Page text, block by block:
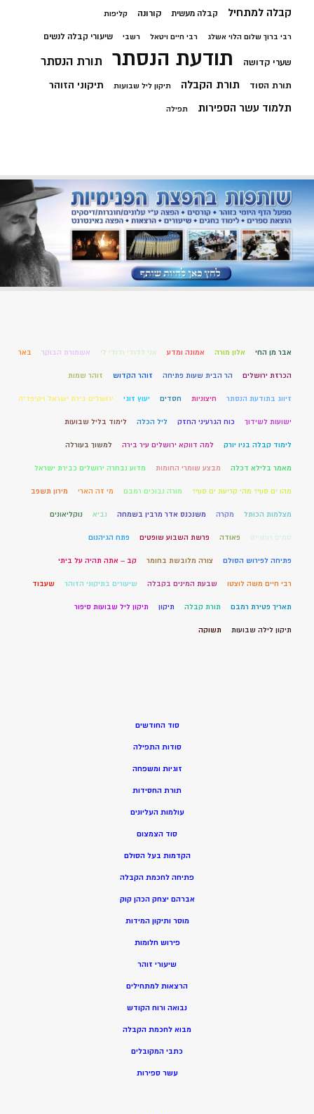
קבלה למתחיל קבלה מעשית קורונה קליפות
רבי ברוך שלום הלוי אשלג רבי חיים ויטאל רשבי שיעורי קבלה לנשים
שערי קדושה תודעת הנסתר תורת הנסתר
תורת הסוד תורת הקבלה תיקון ליל שבועות תיקוני הזוהר
תלמוד עשר הספירות תפילה
אבר מן החי אלון מורה אמונה ומדע אני לדודי ודודי לי אשמורת הבוקר באר
הכרזת ירושלים הר הבית שעות פתיחה זוהר הקדוש זוהר שמות
זיווג בתודעת הנסתר חיצוניות חסדים יעוץ זוגי ירושלים בירת ישראל ויקיפדיה
ישועות לשידוך כוח הגרעיני החזק ליל הכלה לימוד בליל שבועות
לימוד קבלה בניו יורק למה דווקא ירושלים עיר בירה למשוך בעורלה
מאמר בלילא דכלה מבצע שומרי החומות מדוע נבחרה ירושלים כבירת ישראל
מהו ים סוף? מהי קריעת ים סוף? מורה נבוכים רמבם מי זה הארי מירון תשפב
מצלמות הכותל מקרה משנכנס אדר מרבין בשמחה נביא נוקליאונים
סמים רוחניים פאודה פרשת השבוע שופטים פתח הגיהנום
פתיחה לפירוש הסולם צורה מלובשת בחומר קב – אתה תהיה על ביתי
רבי חיים משה לוצטו שבעת המינים בקבלה שיעורים בתיקוני הזוהר שעבוד
תאריך פטירת רמבם תורת קבלה תיקון תיקון ליל שבועות סיפור
תיקון לילה שבועות תשוקה
סוד החודשים
סודות התפילה
זוגיות ומשפחה
תורת החסידות
עולמות העליונים
סוד הצמצום
הקדמות בעל הסולם
פתיחה לחכמת הקבלה
אברהם יצחק הכהן קוק
מוסר ותיקון המידות
פירוש חלומות
שיעורי זוהר
הרצאות למתחילים
נבואה ורוח הקודש
מבוא לחכמת הקבלה
כתבי המקובלים
עשר ספירות